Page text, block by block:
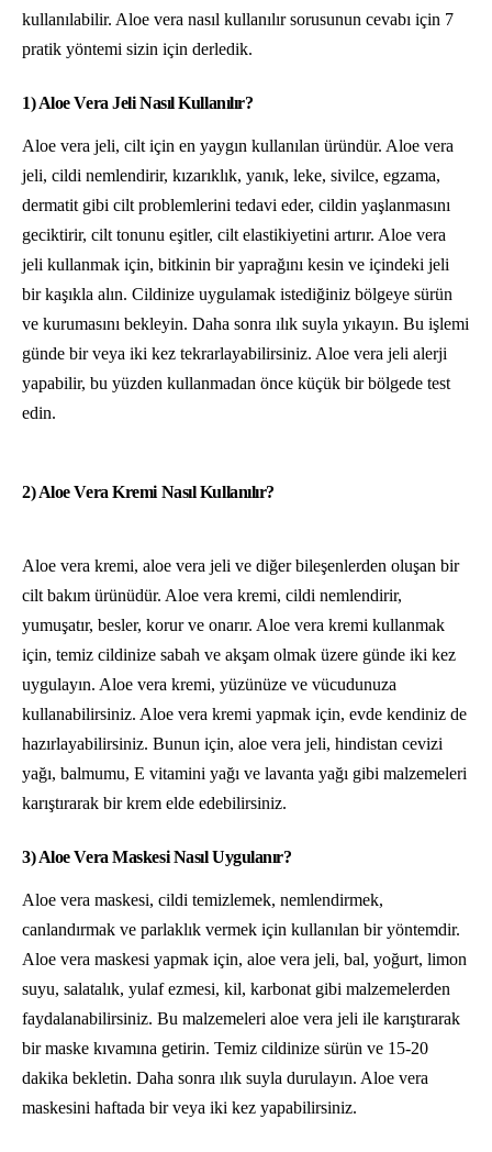
kullanılabilir. Aloe vera nasıl kullanılır sorusunun cevabı için 7
pratik yöntemi sizin için derledik.
1) Aloe Vera Jeli Nasıl Kullanılır?
Aloe vera jeli, cilt için en yaygın kullanılan üründür. Aloe vera
jeli, cildi nemlendirir, kızarıklık, yanık, leke, sivilce, egzama,
dermatit gibi cilt problemlerini tedavi eder, cildin yaşlanmasını
geciktirir, cilt tonunu eşitler, cilt elastikiyetini artırır. Aloe vera
jeli kullanmak için, bitkinin bir yaprağını kesin ve içindeki jeli
bir kaşıkla alın. Cildinize uygulamak istediğiniz bölgeye sürün
ve kurumasını bekleyin. Daha sonra ılık suyla yıkayın. Bu işlemi
günde bir veya iki kez tekrarlayabilirsiniz. Aloe vera jeli alerji
yapabilir, bu yüzden kullanmadan önce küçük bir bölgede test
edin.
2) Aloe Vera Kremi Nasıl Kullanılır?
Aloe vera kremi, aloe vera jeli ve diğer bileşenlerden oluşan bir
cilt bakım ürünüdür. Aloe vera kremi, cildi nemlendirir,
yumuşatır, besler, korur ve onarır. Aloe vera kremi kullanmak
için, temiz cildinize sabah ve akşam olmak üzere günde iki kez
uygulayın. Aloe vera kremi, yüzünüze ve vücudunuza
kullanabilirsiniz. Aloe vera kremi yapmak için, evde kendiniz de
hazırlayabilirsiniz. Bunun için, aloe vera jeli, hindistan cevizi
yağı, balmumu, E vitamini yağı ve lavanta yağı gibi malzemeleri
karıştırarak bir krem elde edebilirsiniz.
3) Aloe Vera Maskesi Nasıl Uygulanır?
Aloe vera maskesi, cildi temizlemek, nemlendirmek,
canlandırmak ve parlaklık vermek için kullanılan bir yöntemdir.
Aloe vera maskesi yapmak için, aloe vera jeli, bal, yoğurt, limon
suyu, salatalık, yulaf ezmesi, kil, karbonat gibi malzemelerden
faydalanabilirsiniz. Bu malzemeleri aloe vera jeli ile karıştırarak
bir maske kıvamına getirin. Temiz cildinize sürün ve 15-20
dakika bekletin. Daha sonra ılık suyla durulayın. Aloe vera
maskesini haftada bir veya iki kez yapabilirsiniz.